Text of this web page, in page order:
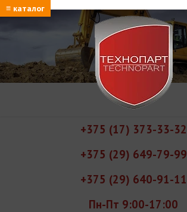
≡ каталог
+375 (17) 373-33-32
+375 (29) 649-79-99
+375 (29) 640-91-11
Пн-Пт 9:00-17:00